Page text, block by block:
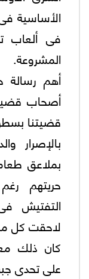
الأساسية
فى ألعاب
المشروعة.
أهم رسالة
أصحاب
قضيتنا
بالإصرار
بملاعق
حريتهم
التفتيش
لاحقت كل
كان ذلك
على تحدى